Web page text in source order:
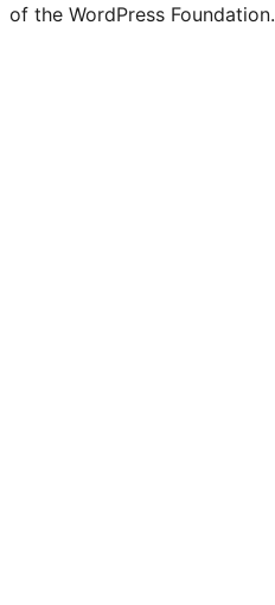
of the WordPress Foundation.